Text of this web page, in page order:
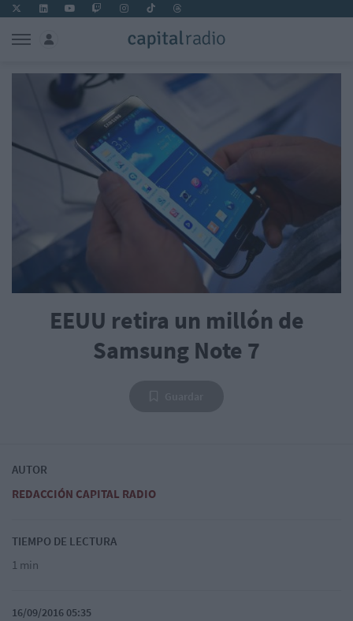
EEUU retira un millón de
Samsung Note 7
AUTOR
REDACCIÓN CAPITAL RADIO
TIEMPO DE LECTURA
1 min
16/09/2016 05:35